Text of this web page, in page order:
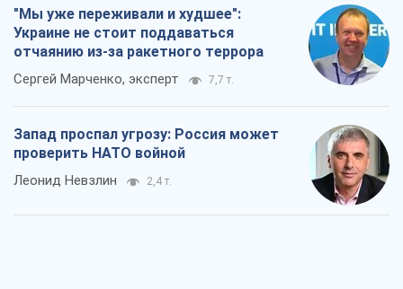
"Мы уже переживали и худшее":
Украине не стоит поддаваться
отчаянию из-за ракетного террора
Сергей Марченко, эксперт 7,7 т.
Запад проспал угрозу: Россия может
проверить НАТО войной
Леонид Невзлин 2,4 т.